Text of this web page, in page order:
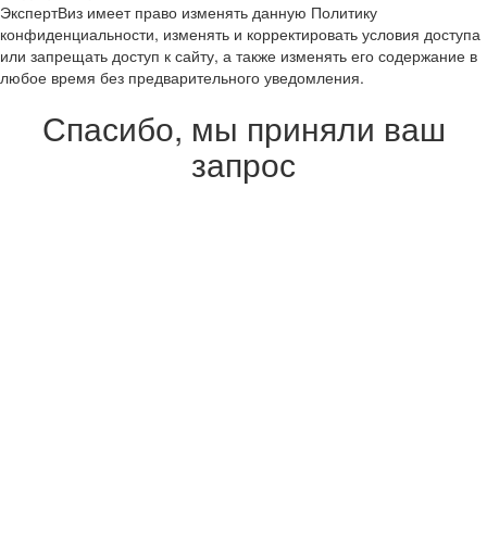
ЭкспертВиз имеет право изменять данную Политику
конфиденциальности, изменять и корректировать условия доступа
или запрещать доступ к сайту, а также изменять его содержание в
любое время без предварительного уведомления.
Спасибо, мы приняли ваш
запрос